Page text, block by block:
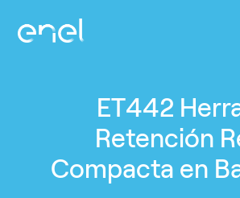
ET442
Retención
Compacta en